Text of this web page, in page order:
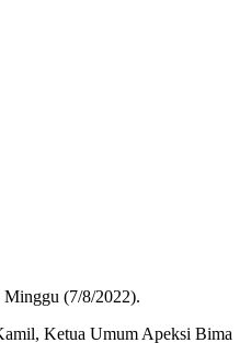
(7/8/2022).
Ketua Umum Apeksi Bima